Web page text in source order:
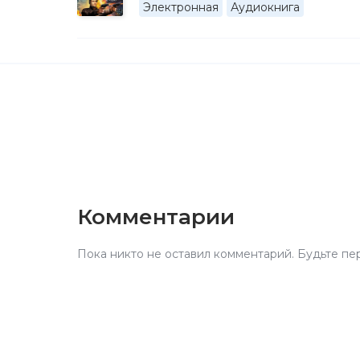
Электронная
Аудиокнига
Комментарии
Пока никто не оставил комментарий. Будьте